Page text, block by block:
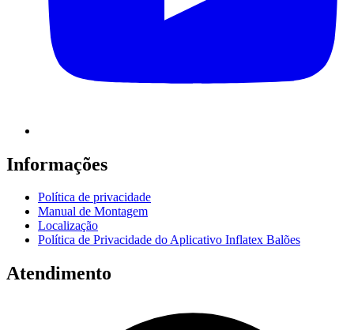
Informações
Política de privacidade
Manual de Montagem
Localização
Política de Privacidade do Aplicativo Inflatex Balões
Atendimento